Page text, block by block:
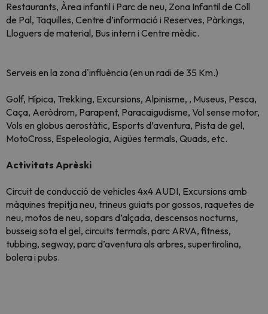
Restaurants, Àrea infantil i Parc de neu, Zona Infantil de Coll
de Pal, Taquilles, Centre d’informació i Reserves, Pàrkings,
Lloguers de material, Bus intern i Centre mèdic.
Serveis en la zona d'influència (en un radi de 35 Km.)
Golf, Hípica, Trekking, Excursions, Alpinisme, , Museus, Pesca,
Caça, Aeròdrom, Parapent, Paracaigudisme, Vol sense motor,
Vols en globus aerostàtic, Esports d’aventura, Pista de gel,
MotoCross, Espeleologia, Aigües termals, Quads, etc.
Activitats Aprèski
Circuit de conducció de vehicles 4x4 AUDI, Excursions amb
màquines trepitja neu, trineus guiats por gossos, raquetes de
neu, motos de neu, sopars d’alçada, descensos nocturns,
busseig sota el gel, circuits termals, parc ARVA, fitness,
tubbing, segway, parc d’aventura als arbres, supertirolina,
bolera i pubs.